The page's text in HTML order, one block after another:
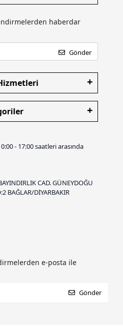
haberdar
Gönder
- 17:00 saatleri arasında
CAD. GÜNEYDOĞU
BAĞLAR/DİYARBAKIR
e-posta ile
Gönder